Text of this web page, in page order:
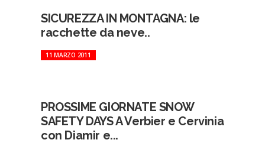
SICUREZZA IN MONTAGNA: le
racchette da neve..
11 MARZO 2011
PROSSIME GIORNATE SNOW
SAFETY DAYS A Verbier e Cervinia
con Diamir e...